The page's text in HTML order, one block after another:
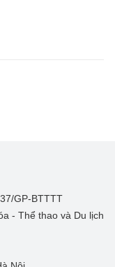
GP-BTTTT
- Thể thao và Du lịch